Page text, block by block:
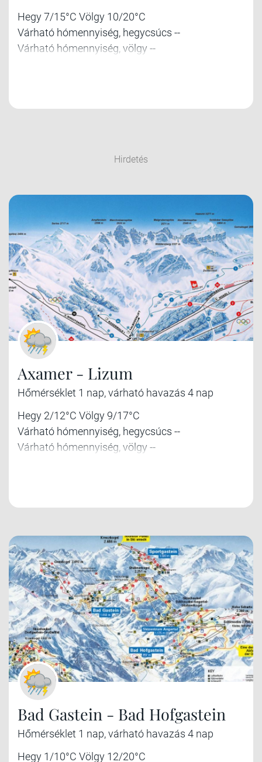
Hegy 7/15°C Völgy 10/20°C
Várható hómennyiség, hegycsúcs --
Várható hómennyiség, völgy --
Hirdetés
Axamer - Lizum
Hőmérséklet 1 nap, várható havazás 4 nap
Hegy 2/12°C Völgy 9/17°C
Várható hómennyiség, hegycsúcs --
Várható hómennyiség, völgy --
Bad Gastein - Bad Hofgastein
Hőmérséklet 1 nap, várható havazás 4 nap
Hegy 1/10°C Völgy 12/20°C